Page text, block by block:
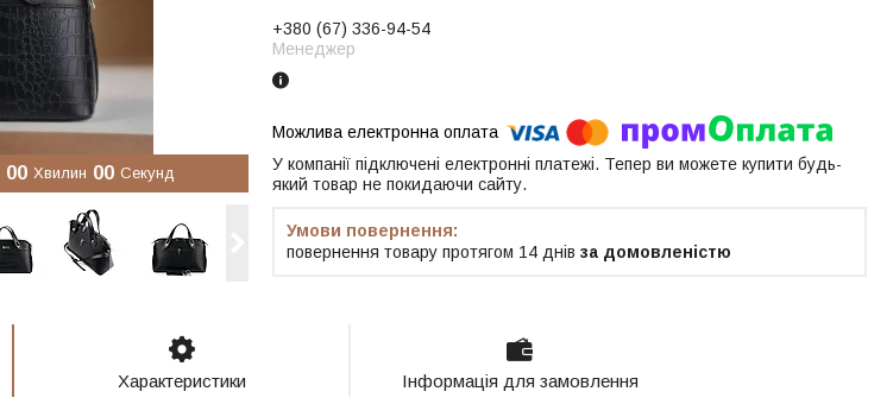
00 Хвилин 00 Секунд
+380 (67) 336-94-54
Менеджер
У компанії підключені електронні платежі. Тепер ви можете купити будь-
який товар не покидаючи сайту.
повернення товару протягом 14 днів за домовленістю
Характеристики Інформація для замовлення